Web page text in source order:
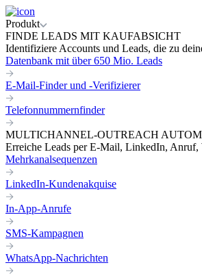
Produkt
FINDE LEADS MIT KAUFABSICHT
Identifiziere Accounts und Leads, die zu
Datenbank mit über 650 Mio. Leads
E-Mail-Finder und -Verifizierer
Telefonnummernfinder
MULTICHANNEL-OUTREACH
Erreiche Leads per E-Mail, LinkedIn,
Mehrkanalsequenzen
LinkedIn-Kundenakquise
In-App-Anrufe
SMS-Kampagnen
WhatsApp-Nachrichten